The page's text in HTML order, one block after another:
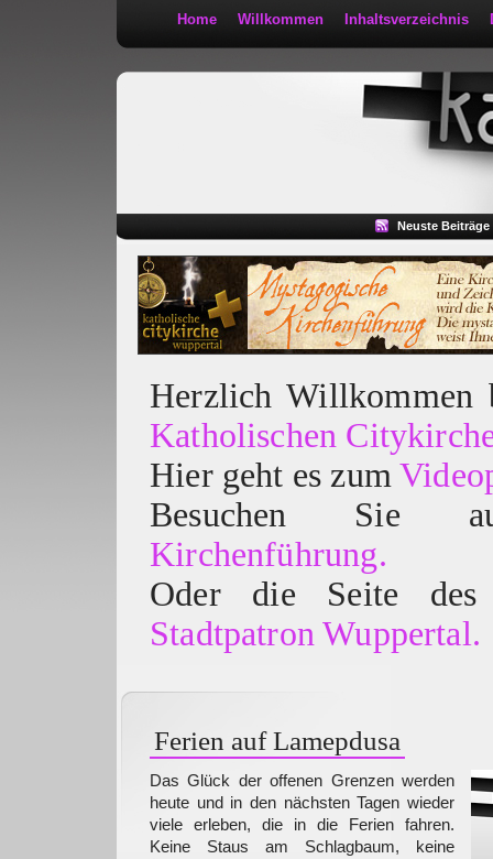
Home Willkommen Inhaltsverzeichnis
Neuste Beiträge
Herzlich
Katholischen
Hier geht es zum
Besuchen
Kirchenführung.
Oder die Seite des
Stadtpatron Wuppertal.
Ferien auf Lamepdusa
Das Glück der offenen Grenzen werden
heute und in den nächsten Tagen wieder
viele erleben, die in die Ferien fahren.
Keine Staus am Schlagbaum, keine